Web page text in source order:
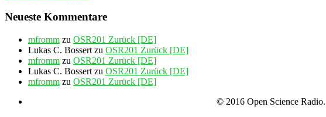
Neueste Kommentare
mfromm zu OSR201 Zurück [DE]
Lukas C. Bossert zu OSR201 Zurück [DE]
mfromm zu OSR201 Zurück [DE]
Lukas C. Bossert zu OSR201 Zurück [DE]
mfromm zu OSR201 Zurück [DE]
© 2016 Open Science